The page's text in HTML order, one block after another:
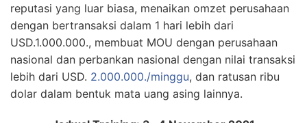
reputasi yang luar biasa, menaikan omzet perusahaan
dengan bertransaksi dalam 1 hari lebih dari
USD.1.000.000., membuat MOU dengan perusahaan
nasional dan perbankan nasional dengan nilai transaksi
lebih dari USD. 2.000.000./minggu, dan ratusan ribu
dolar dalam bentuk mata uang asing lainnya.